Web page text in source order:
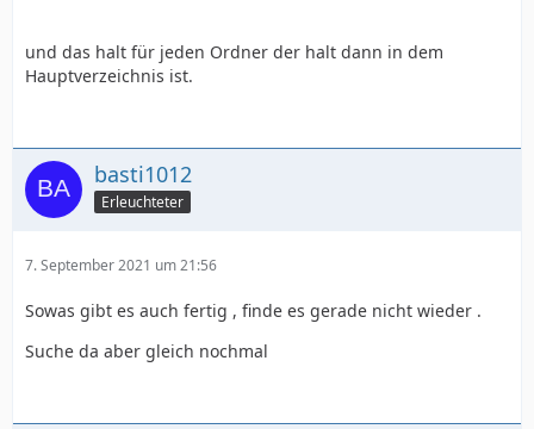
und das halt für jeden Ordner der halt dann in dem
Hauptverzeichnis ist.
basti1012
Erleuchteter
7. September 2021 um 21:56
Sowas gibt es auch fertig , finde es gerade nicht wieder .
Suche da aber gleich nochmal